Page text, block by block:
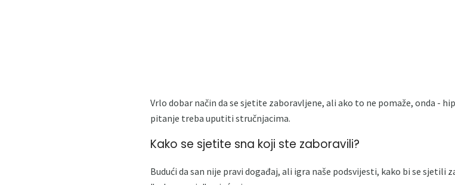
Vrlo dobar način da se sjetite zaboravljene, ali ako to ne pomaže, onda -
pitanje treba uputiti stručnjacima.
Kako se sjetite sna koji ste zaboravili?
Budući da san nije pravi događaj, ali igra naše podsvijesti, kako bi se